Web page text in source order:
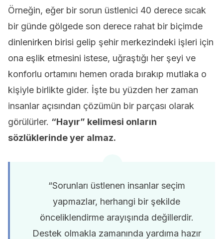
Örneğin, eğer bir sorun üstlenici 40 derece sıcak
bir günde gölgede son derece rahat bir biçimde
dinlenirken birisi gelip şehir merkezindeki işleri için
ona eşlik etmesini istese, uğraştığı her şeyi ve
konforlu ortamını hemen orada bırakıp mutlaka o
kişiyle birlikte gider. İşte bu yüzden her zaman
insanlar açısından çözümün bir parçası olarak
görülürler. “Hayır” kelimesi onların
sözlüklerinde yer almaz.
“Sorunları üstlenen insanlar seçim
yapmazlar, herhangi bir şekilde
önceliklendirme arayışında değillerdir.
Destek olmakla zamanında yardıma hazır